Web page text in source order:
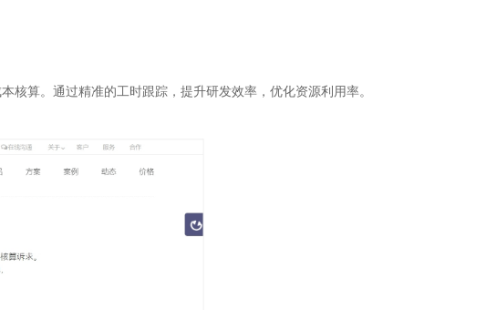
核算。通过精准的工时跟踪，提升研发效率，优化资源利用率。